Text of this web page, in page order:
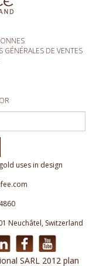
GÉNÉRALES DE VENTES
uses in design
Neuchâtel, Switzerland
SARL 2012 plan